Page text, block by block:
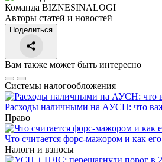
Команда BIZNESINALOGI
Авторы статей и новостей
Поделиться
Вам также может быть интересно
Системы налогообложения
Расходы наличными на АУСН: что
Право
Что считается форс-мажором и как
Налоги и взносы